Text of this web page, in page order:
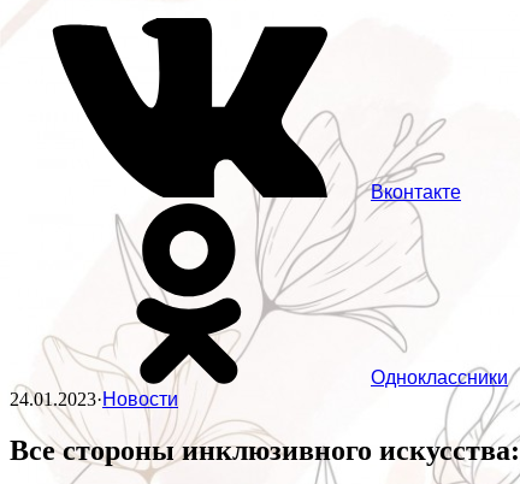
Вконтакте
Одноклассники
24.01.2023·Новости
Все стороны инклюзивного